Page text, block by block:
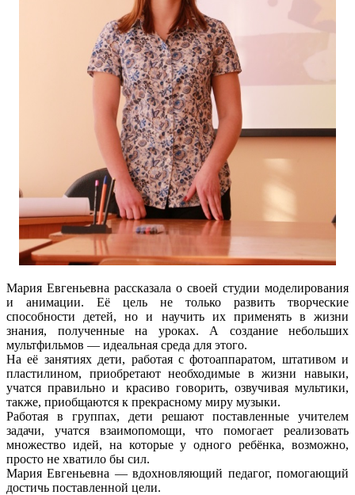
Мария Евгеньевна рассказала о своей студии моделирования
и анимации. Её цель не только развить творческие
способности детей, но и научить их применять в жизни
знания, полученные на уроках. А создание небольших
мультфильмов — идеальная среда для этого.
На её занятиях дети, работая с фотоаппаратом, штативом и
пластилином, приобретают необходимые в жизни навыки,
учатся правильно и красиво говорить, озвучивая мультики,
также, приобщаются к прекрасному миру музыки.
Работая в группах, дети решают поставленные учителем
задачи, учатся взаимопомощи, что помогает реализовать
множество идей, на которые у одного ребёнка, возможно,
просто не хватило бы сил.
Мария Евгеньевна — вдохновляющий педагог, помогающий
достичь поставленной цели.